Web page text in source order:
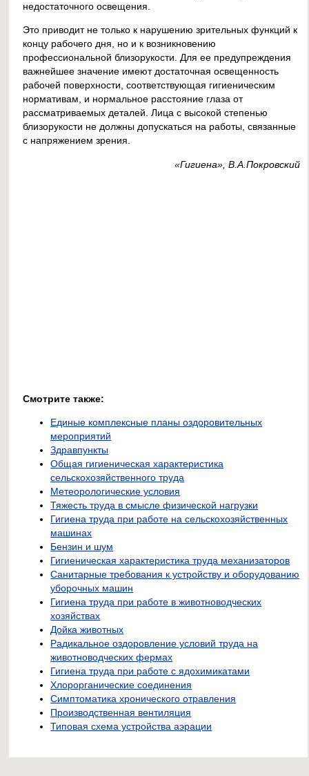
недостаточного освещения.
Это приводит не только к нарушению зрительных функций к
концу рабочего дня, но и к возникновению
профессиональной близорукости. Для ее предупреждения
важнейшее значение имеют достаточная освещенность
рабочей поверхности, соответствующая гигиеническим
нормативам, и нормальное расстояние глаза от
рассматриваемых деталей. Лица с высокой степенью
близорукости не должны допускаться на работы, связанные
с напряжением зрения.
«Гигиена», В.А.Покровский
Смотрите также:
Единые комплексные планы оздоровительных
мероприятий
Здравпункты
Общая гигиеническая характеристика
сельскохозяйственного труда
Метеорологические условия
Тяжесть труда в смысле физической нагрузки
Гигиена труда при работе на сельскохозяйственных
машинах
Бензин и шум
Гигиеническая характеристика труда механизаторов
Санитарные требования к устройству и оборудованию
уборочных машин
Гигиена труда при работе в животноводческих
хозяйствах
Дойка животных
Радикальное оздоровление условий труда на
животноводческих фермах
Гигиена труда при работе с ядохимикатами
Хлорорганические соединения
Симптоматика хронического отравления
Производственная вентиляция
Типовая схема устройства аэрации